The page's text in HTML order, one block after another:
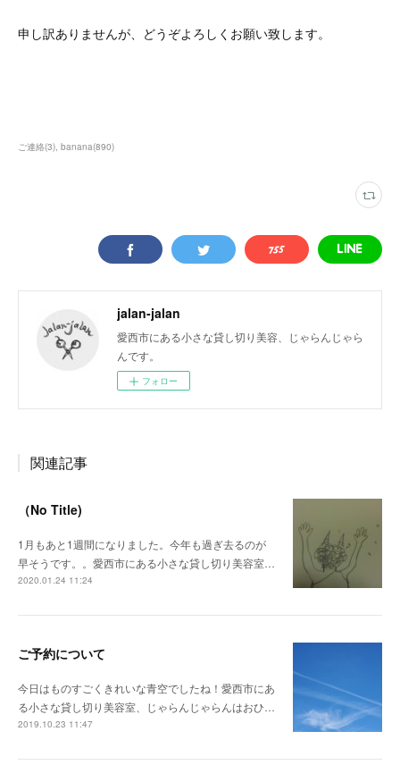
申し訳ありませんが、どうぞよろしくお願い致します。
ご連絡(3) banana(890)
jalan-jalan
愛西市にある小さな貸し切り美容、じゃらんじゃら
んです。
フォロー
関連記事
（No Title)
1月もあと1週間になりました。今年も過ぎ去るのが
早そうです。。愛西市にある小さな貸し切り美容室…
2020.01.24 11:24
ご予約について
今日はものすごくきれいな青空でしたね！愛西市にあ
る小さな貸し切り美容室、じゃらんじゃらんはおひ…
2019.10.23 11:47